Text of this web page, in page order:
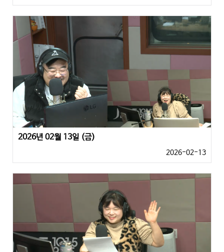
2026년 02월 13일 (금)
2026-02-13